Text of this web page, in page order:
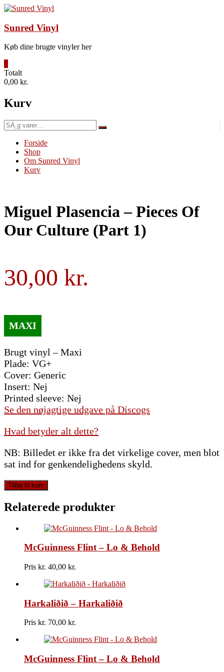
Videre
indhold
Sunred Vinyl
Køb dine brugte vinyler her
Totalt
0,00 kr.
Kurv
SÃ¸g
efter:
Forside
Shop
Om Sunred Vinyl
Kurv
Miguel Plasencia – Pieces Of
Our Culture (Part 1)
30,00
Brugt vinyl – Maxi
Plade: VG+
Cover: Generic
Insert: Nej
Printed sleeve: Nej
Se den nøjagtige udgave på Discogs
Hvad betyder alt dette?
NB: Billedet er ikke fra det virkelige cover, men blot
sat ind for genkendelighedens skyld.
Miguel
Plasencia
-
Pieces
Tilføj til kurv
Relaterede produkter
McGuinness Flint – Lo & Behold
Pris kr. 40,00
Harkaliðið – Harkaliðið
Pris kr. 70,00
McGuinness Flint – Lo & Behold